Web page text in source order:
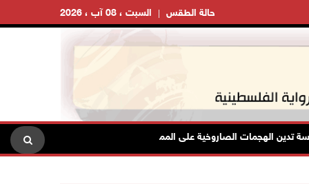
السبت ، 08 آب ، 2026 حالة الطقس
الهجمات الصاروخية على المملكة العربية السعودية والجمهورية اليمنية